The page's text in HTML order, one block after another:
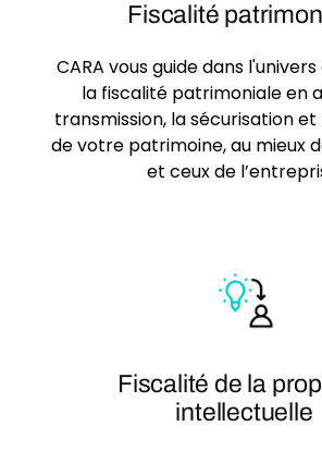
Fiscalité
CARA vous guide dans
la fiscalité patrimoniale en
transmission, la sécurisation
de votre patrimoine, au mieux
et ceux de
Fiscalité de la
intellectuelle